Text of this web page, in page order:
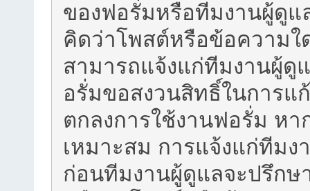
ของฟอรั่มหรือทีมงานผู้ดู
คิดว่าโพสต์หรือข้อความใ
สามารถแจ้งแก่ทีมงานผู้
อรั่มขอสงวนสิทธิ์ในการแ
ตกลงการใช้งานฟอรั่ม ห
เหมาะสม การแจ้งแก่ทีมง
ก่อนทีมงานผู้ดูแลจะปรึกษ